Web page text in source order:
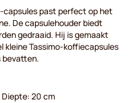
capsules past perfect op het
De capsulehouder biedt
gedraaid. Hij is gemaakt
kleine Tassimo-koffiecapsules
bevatten.
20 cm